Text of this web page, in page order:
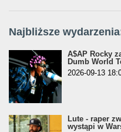
Najbliższe
A$AP Rocky
Dumb World
2026-09-13
Lute - raper
wystąpi w